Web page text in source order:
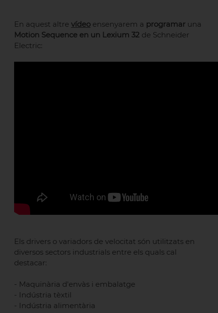
En aquest altre vídeo ensenyarem a programar una
Motion Sequence en un Lexium 32 de Schneider
Electric:
Els drivers o variadors de velocitat són utilitzats en
diversos sectors industrials entre els quals cal
destacar:
- Maquinària d'envàs i embalatge
- Indústria tèxtil
- Indústria alimentària